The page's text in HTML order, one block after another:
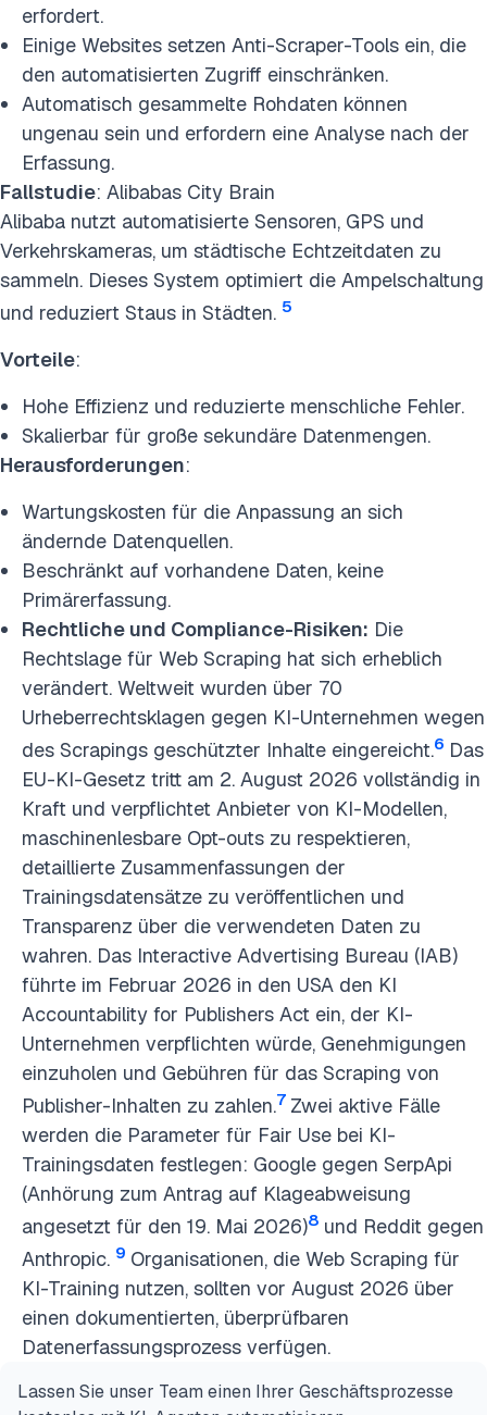
erfordert.
Einige Websites setzen Anti-Scraper-Tools ein, die
den automatisierten Zugriff einschränken.
Automatisch gesammelte Rohdaten können
ungenau sein und erfordern eine Analyse nach der
Erfassung.
Fallstudie: Alibabas City Brain
Alibaba nutzt automatisierte Sensoren, GPS und
Verkehrskameras, um städtische Echtzeitdaten zu
sammeln. Dieses System optimiert die Ampelschaltung
und reduziert Staus in Städten. 5
Vorteile:
Hohe Effizienz und reduzierte menschliche Fehler.
Skalierbar für große sekundäre Datenmengen.
Herausforderungen:
Wartungskosten für die Anpassung an sich
ändernde Datenquellen.
Beschränkt auf vorhandene Daten, keine
Primärerfassung.
Rechtliche und Compliance-Risiken: Die
Rechtslage für Web Scraping hat sich erheblich
verändert. Weltweit wurden über 70
Urheberrechtsklagen gegen KI-Unternehmen wegen
des Scrapings geschützter Inhalte eingereicht.6 Das
EU-KI-Gesetz tritt am 2. August 2026 vollständig in
Kraft und verpflichtet Anbieter von KI-Modellen,
maschinenlesbare Opt-outs zu respektieren,
detaillierte Zusammenfassungen der
Trainingsdatensätze zu veröffentlichen und
Transparenz über die verwendeten Daten zu
wahren. Das Interactive Advertising Bureau (IAB)
führte im Februar 2026 in den USA den KI
Accountability for Publishers Act ein, der KI-
Unternehmen verpflichten würde, Genehmigungen
einzuholen und Gebühren für das Scraping von
Publisher-Inhalten zu zahlen.7 Zwei aktive Fälle
werden die Parameter für Fair Use bei KI-
Trainingsdaten festlegen: Google gegen SerpApi
(Anhörung zum Antrag auf Klageabweisung
angesetzt für den 19. Mai 2026)8 und Reddit gegen
Anthropic. 9 Organisationen, die Web Scraping für
KI-Training nutzen, sollten vor August 2026 über
einen dokumentierten, überprüfbaren
Datenerfassungsprozess verfügen.
Lassen Sie unser Team einen Ihrer Geschäftsprozesse